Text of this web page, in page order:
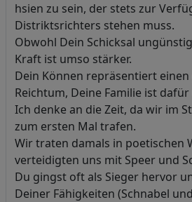
hsien zu sein, der stets zur
Distriktsrichters stehen muss.
Obwohl Dein Schicksal
Kraft ist umso stärker.
Dein Können repräsentiert
Reichtum, Deine Familie ist
Ich denke an die Zeit, da wir im
zum ersten Mal trafen.
Wir traten damals in poetischen
verteidigten uns mit Speer und
Du gingst oft als Sieger hervor
Deiner Fähigkeiten (Schnabel